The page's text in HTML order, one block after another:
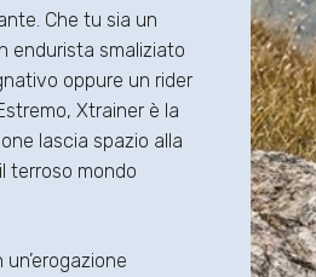
Che tu sia un
endurista smaliziato
oppure un rider
Xtrainer è la
lascia spazio alla
terroso mondo